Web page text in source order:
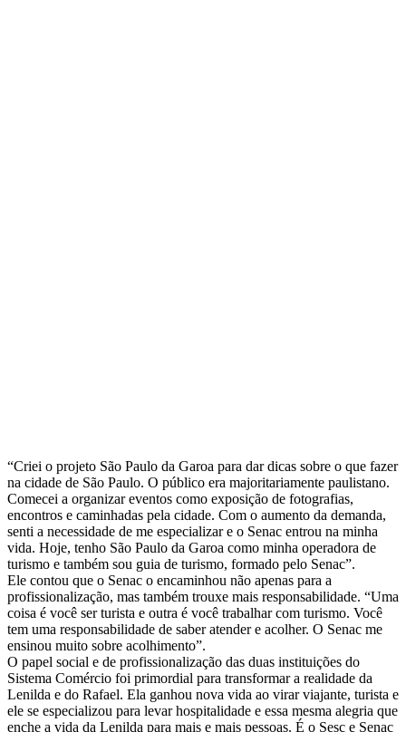
“Criei o projeto São Paulo da Garoa para dar dicas sobre o que fazer
na cidade de São Paulo. O público era majoritariamente paulistano.
Comecei a organizar eventos como exposição de fotografias,
encontros e caminhadas pela cidade. Com o aumento da demanda,
senti a necessidade de me especializar e o Senac entrou na minha
vida. Hoje, tenho São Paulo da Garoa como minha operadora de
turismo e também sou guia de turismo, formado pelo Senac”.
Ele contou que o Senac o encaminhou não apenas para a
profissionalização, mas também trouxe mais responsabilidade. “Uma
coisa é você ser turista e outra é você trabalhar com turismo. Você
tem uma responsabilidade de saber atender e acolher. O Senac me
ensinou muito sobre acolhimento”.
O papel social e de profissionalização das duas instituições do
Sistema Comércio foi primordial para transformar a realidade da
Lenilda e do Rafael. Ela ganhou nova vida ao virar viajante, turista e
ele se especializou para levar hospitalidade e essa mesma alegria que
enche a vida da Lenilda para mais e mais pessoas. É o Sesc e Senac